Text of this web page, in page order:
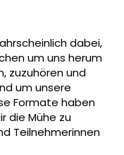
dabei,
um uns herum
zuzuhören und
um unsere
Formate haben
die Mühe zu
Teilnehmerinnen